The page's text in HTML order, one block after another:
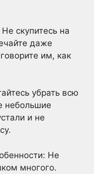
скупитесь на
даже
им, как
убрать всю
небольшие
и не
Не
многого.